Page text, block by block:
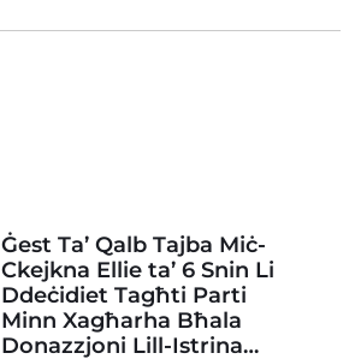
Ġest Ta’ Qalb Tajba Miċ-
Ckejkna Ellie ta’ 6 Snin Li
Ddeċidiet Tagħti Parti
Minn Xagħarha Bħala
Donazzjoni Lill-Istrina…